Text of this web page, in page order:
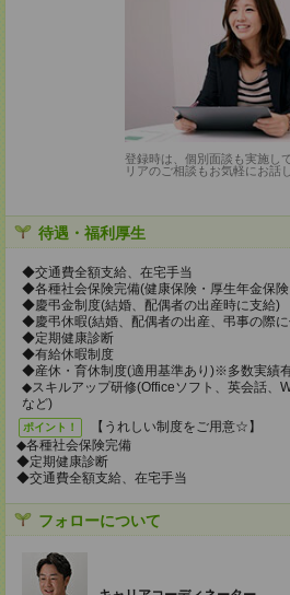
登録時は、個別面談も実施し
リアのご相談もお気軽にお話
待遇・福利厚生
◆交通費全額支給、在宅手当
◆各種社会保険完備(健康保険・厚生年金保
◆慶弔金制度(結婚、配偶者の出産時に支給)
◆慶弔休暇(結婚、配偶者の出産、弔事の際
◆定期健康診断
◆有給休暇制度
◆産休・育休制度(適用基準あり)※多数実績有
◆スキルアップ研修(Officeソフト、英会話、
など)
ポイント！
【うれしい制度をご用意☆】
◆各種社会保険完備
◆定期健康診断
◆交通費全額支給、在宅手当
フォローについて